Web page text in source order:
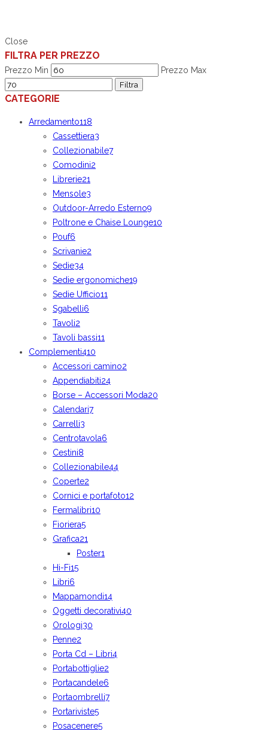
Close
FILTRA PER PREZZO
Prezzo Min
Prezzo Max
Filtra
CATEGORIE
Arredamento118
Cassettiera3
Collezionabile7
Comodini2
Librerie21
Mensole3
Outdoor-Arredo Esterno9
Poltrone e Chaise Lounge10
Pouf6
Scrivanie2
Sedie34
Sedie ergonomiche19
Sedie Ufficio11
Sgabelli6
Tavoli2
Tavoli bassi11
Complementi410
Accessori camino2
Appendiabiti24
Borse – Accessori Moda20
Calendari7
Carrelli3
Centrotavola6
Cestini8
Collezionabile44
Coperte2
Cornici e portafoto12
Fermalibri10
Fioriera5
Grafica21
Poster1
Hi-Fi15
Libri6
Mappamondi14
Oggetti decorativi40
Orologi30
Penne2
Porta Cd – Libri4
Portabottiglie2
Portacandele6
Portaombrelli7
Portariviste5
Posacenere5